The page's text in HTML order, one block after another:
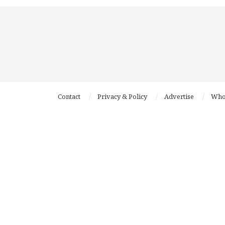
Advertise
Privacy & Policy
Contact